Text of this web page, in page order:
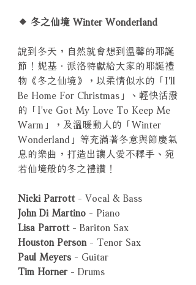
◆ 冬之仙境 Winter Wonderland
說到冬天，自然就會想到溫馨的耶誕
節！妮基．派洛特獻給大家的耶誕禮
物《冬之仙境》，以柔情似水的「I'll
Be Home For Christmas」、輕快活潑
的「I've Got My Love To Keep Me
Warm」，及溫暖動人的「Winter
Wonderland」等充滿著冬意與節慶氣
息的樂曲，打造出讓人愛不釋手、宛
若仙境般的冬之禮讚！
Nicki Parrott- Vocal & Bass
John Di Martino - Piano
Lisa Parrott- Bariton Sax
Houston Person- Tenor Sax
Paul Meyers- Guitar
Tim Horner- Drums